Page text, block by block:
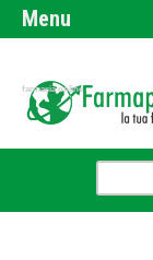
farmacia online
Menu